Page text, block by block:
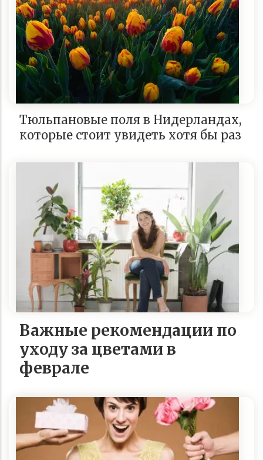
Тюльпановые поля в Нидерландах,
которые стоит увидеть хотя бы раз
Важные рекомендации по
уходу за цветами в
феврале